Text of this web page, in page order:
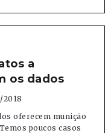
a
os dados
oferecem munição
poucos casos